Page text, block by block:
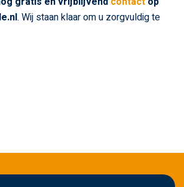
. Wij staan klaar om u zorgvuldig te